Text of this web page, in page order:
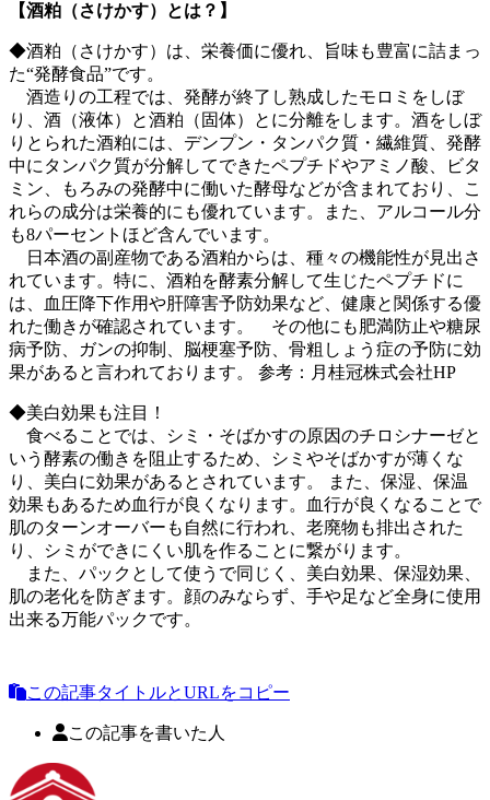
【酒粕（さけかす）とは？】
◆酒粕（さけかす）は、栄養価に優れ、旨味も豊富に詰まっ
た“発酵食品”です。
酒造りの工程では、発酵が終了し熟成したモロミをしぼ
り、酒（液体）と酒粕（固体）とに分離をします。酒をしぼ
りとられた酒粕には、デンプン・タンパク質・繊維質、発酵
中にタンパク質が分解してできたペプチドやアミノ酸、ビタ
ミン、もろみの発酵中に働いた酵母などが含まれており、こ
れらの成分は栄養的にも優れています。また、アルコール分
も8パーセントほど含んでいます。
日本酒の副産物である酒粕からは、種々の機能性が見出さ
れています。特に、酒粕を酵素分解して生じたペプチドに
は、血圧降下作用や肝障害予防効果など、健康と関係する優
れた働きが確認されています。 その他にも肥満防止や糖尿
病予防、ガンの抑制、脳梗塞予防、骨粗しょう症の予防に効
果があると言われております。 参考：月桂冠株式会社HP
◆美白効果も注目！
食べることでは、シミ・そばかすの原因のチロシナーゼと
いう酵素の働きを阻止するため、シミやそばかすが薄くな
り、美白に効果があるとされています。 また、保湿、保温
効果もあるため血行が良くなります。血行が良くなることで
肌のターンオーバーも自然に行われ、老廃物も排出された
り、シミができにくい肌を作ることに繋がります。
また、パックとして使うで同じく、美白効果、保湿効果、
肌の老化を防ぎます。顔のみならず、手や足など全身に使用
出来る万能パックです。
この記事タイトルとURLをコピー
この記事を書いた人